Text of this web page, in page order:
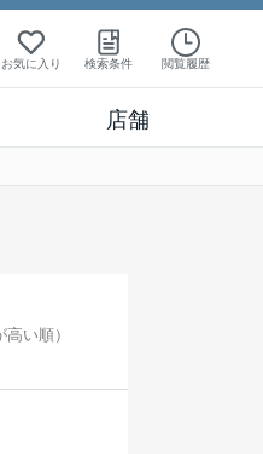
お気に入り 検索条件 閲覧履歴
店舗
い順）